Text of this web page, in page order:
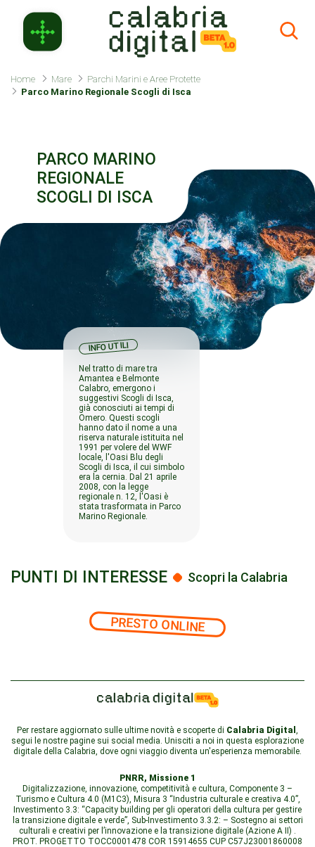
Home Mare
Parchi Marini e Aree Protette
Parco Marino Regionale Scogli di Isca
PARCO MARINO
REGIONALE
SCOGLI DI ISCA
INFO UTILI
Nel tratto di mare tra
Amantea e Belmonte
Calabro, emergono i
suggestivi Scogli di Isca,
già conosciuti ai tempi di
Omero. Questi scogli
hanno dato il nome a una
riserva naturale istituita nel
1991 per volere del WWF
locale, l'Oasi Blu degli
Scogli di Isca, il cui simbolo
era la cernia. Dal 21 aprile
2008, con la legge
regionale n. 12, l'Oasi è
stata trasformata in Parco
Marino Regionale.
PUNTI DI INTERESSE Scopri la Calabria
PRESTO ONLINE
Per restare aggiornato sulle ultime novità e scoperte di Calabria Digital
segui le nostre pagine sui social media. Unisciti a noi in questa esplorazione
digitale della Calabria, dove ogni viaggio diventa un'esperienza memorabile.
PNRR, Missione 1
Digitalizzazione, innovazione, competitività e cultura, Componente 3 –
Turismo e Cultura 4.0 (M1C3), Misura 3 “Industria culturale e creativa 4.0”,
Investimento 3.3: “Capacity building per gli operatori della cultura per gestire
la transizione digitale e verde”, Sub-Investimento 3.3.2: – Sostegno ai settori
culturali e creativi per l’innovazione e la transizione digitale (Azione A II) .
PROT. PROGETTO TOCC0001478 COR 15914655 CUP C57J23001860008